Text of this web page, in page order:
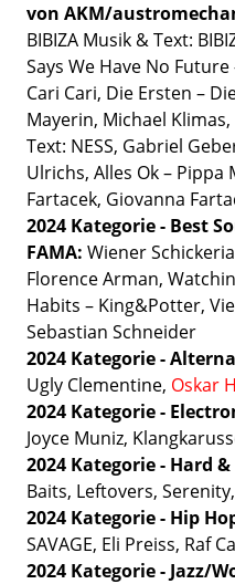
von AKM/
BIBIZA Musik & Text:
Says We Have No
Cari Cari, Die Ersten –
Mayerin, Michael
Text: NESS, Gabriel
Ulrichs, Alles Ok – Pippa
Fartacek, Giovanna
2024 Kategorie - Best
FAMA: Wiener Schickeria
Florence Arman,
Habits – King&Potter,
Sebastian Schneider
2024 Kategorie -
Ugly Clementine, Oskar
2024 Kategorie -
Joyce Muniz,
2024 Kategorie - Hard &
Baits, Leftovers,
2024 Kategorie - Hip
SAVAGE, Eli Preiss, Raf
2024 Kategorie - Jazz/